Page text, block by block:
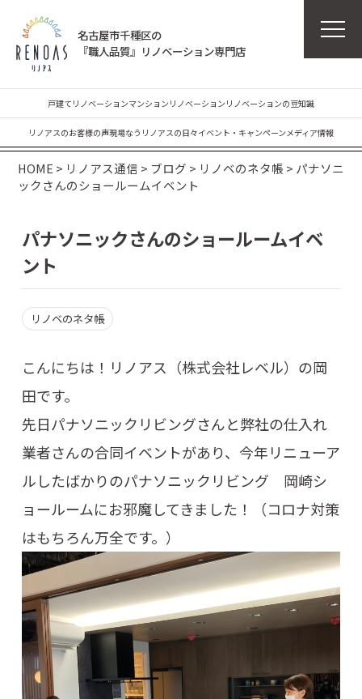
名古屋市千種区の
『職人品質』リノベーション専門店
戸建てリノベーションマンションリノベーション リノベーションの豆知識
リノアスのお客様の声現場なう リノアスの日々イベント・キャンペーンメディア情報
HOME > リノアス通信 > ブログ > リノベのネタ帳 > パナソニ
ックさんのショールームイベント
パナソニックさんのショールームイベ
ント
リノベのネタ帳
こんにちは！リノアス（株式会社レベル）の岡
田です。
先日パナソニックリビングさんと弊社の仕入れ
業者さんの合同イベントがあり、今年リニューア
ルしたばかりのパナソニックリビング 岡崎シ
ョールームにお邪魔してきました！（コロナ対策
はもちろん万全です。）